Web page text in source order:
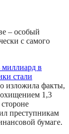
– особый
с самого
миллиард в
стали
изложила факты,
1,3
преступникам
бумаге.